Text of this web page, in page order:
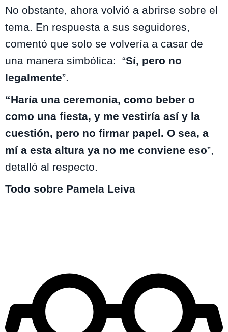
No obstante, ahora volvió a abrirse sobre el
tema. En respuesta a sus seguidores,
comentó que solo se volvería a casar de
una manera simbólica: “Sí, pero no
legalmente”.
“Haría una ceremonia, como beber o
como una fiesta, y me vestiría así y la
cuestión, pero no firmar papel. O sea, a
mí a esta altura ya no me conviene eso”,
detalló al respecto.
Todo sobre Pamela Leiva